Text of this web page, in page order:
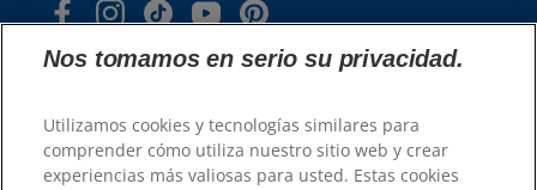
Nos tomamos en serio su privacidad.
Utilizamos cookies y tecnologías similares para
comprender cómo utiliza nuestro sitio web y crear
experiencias más valiosas para usted. Estas cookies